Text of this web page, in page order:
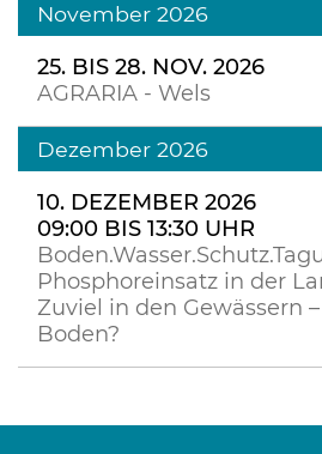
November 2026
25. BIS 28. NOV. 2026
AGRARIA - Wels
Dezember 2026
10. DEZEMBER 2026
09:00 BIS 13:30 UHR
Phosphoreinsatz in der
Zuviel in den Gewässern
Boden?